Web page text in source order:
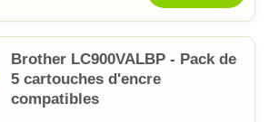
Brother LC900VALBP - Pack de
5 cartouches d'encre
compatibles